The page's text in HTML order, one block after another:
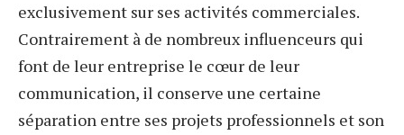
exclusivement sur ses activités commerciales.
Contrairement à de nombreux influenceurs qui
font de leur entreprise le cœur de leur
communication, il conserve une certaine
séparation entre ses projets professionnels et son